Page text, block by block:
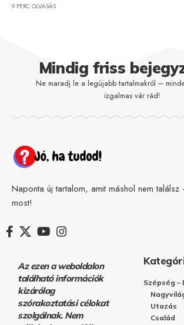
9 PERC OLVASÁS
Mindig friss
Ne maradj le a legújabb tartalmakról –
izgalmas vár rád!
Naponta új tartalom, amit máshol nem
most!
Az ezen a weboldalon
található információk
kizárólag
szórakoztatási célokat
szolgálnak. Nem
Szépség –
Utazás
Család